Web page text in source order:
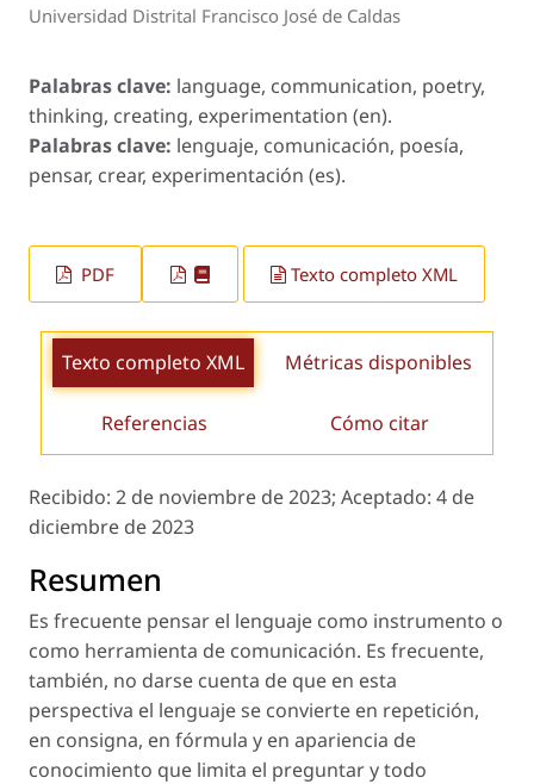
Universidad Distrital Francisco José de Caldas
Palabras clave: language, communication, poetry,
thinking, creating, experimentation (en).
Palabras clave: lenguaje, comunicación, poesía,
pensar, crear, experimentación (es).
PDF Texto completo XML
Texto completo XML Métricas disponibles
Referencias Cómo citar
Recibido: 2 de noviembre de 2023; Aceptado: 4 de
diciembre de 2023
Resumen
Es frecuente pensar el lenguaje como instrumento o
como herramienta de comunicación. Es frecuente,
también, no darse cuenta de que en esta
perspectiva el lenguaje se convierte en repetición,
en consigna, en fórmula y en apariencia de
conocimiento que limita el preguntar y todo